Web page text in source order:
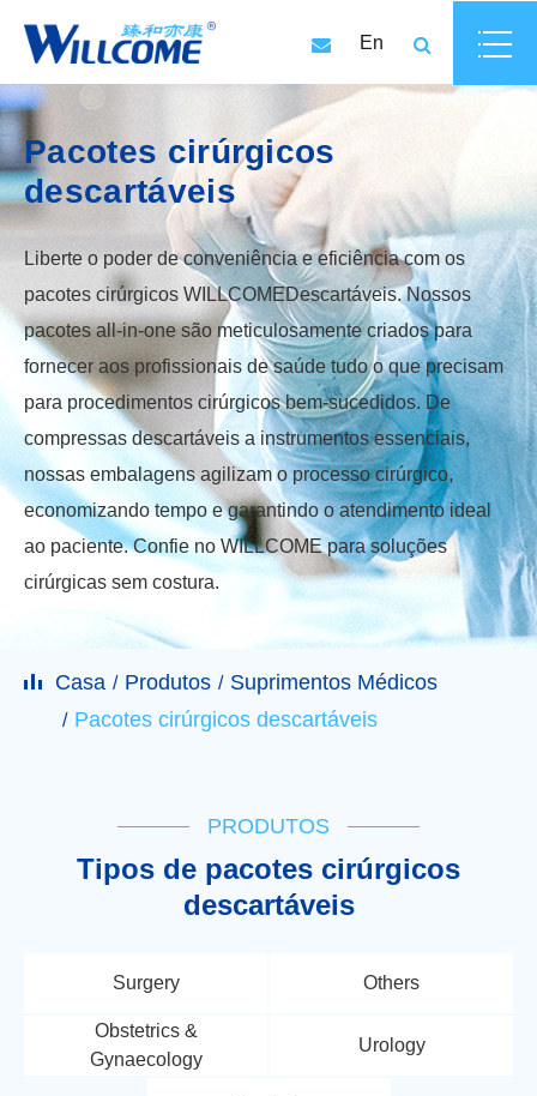
En
Pacotes cirúrgicos
descartáveis
Liberte o poder de conveniência e eficiência com os
pacotes cirúrgicos WILLCOMEDescartáveis. Nossos
pacotes all-in-one são meticulosamente criados para
fornecer aos profissionais de saúde tudo o que precisam
para procedimentos cirúrgicos bem-sucedidos. De
compressas descartáveis a instrumentos essenciais,
nossas embalagens agilizam o processo cirúrgico,
economizando tempo e garantindo o atendimento ideal
ao paciente. Confie no WILLCOME para soluções
cirúrgicas sem costura.
Casa Produtos
Suprimentos Médicos
Pacotes cirúrgicos descartáveis
PRODUTOS
Tipos de pacotes cirúrgicos
descartáveis
Surgery Others
Obstetrics &
Gynaecology
Urology